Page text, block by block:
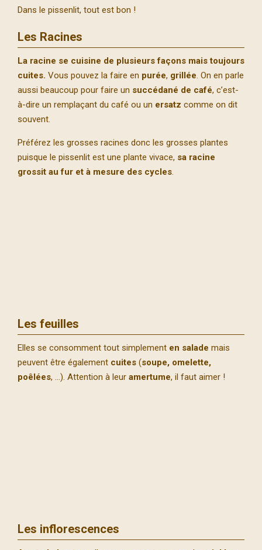
Dans le pissenlit, tout est bon !
Les Racines
La racine se cuisine de plusieurs façons mais toujours
cuites. Vous pouvez la faire en purée, grillée. On en parle
aussi beaucoup pour faire un succédané de café, c’est-
à-dire un remplaçant du café ou un ersatz comme on dit
souvent.
Préférez les grosses racines donc les grosses plantes
puisque le pissenlit est une plante vivace, sa racine
grossit au fur et à mesure des cycles.
Les feuilles
Elles se consomment tout simplement en salade mais
peuvent être également cuites (soupe, omelette,
poêlées, …). Attention à leur amertume, il faut aimer !
Les inflorescences